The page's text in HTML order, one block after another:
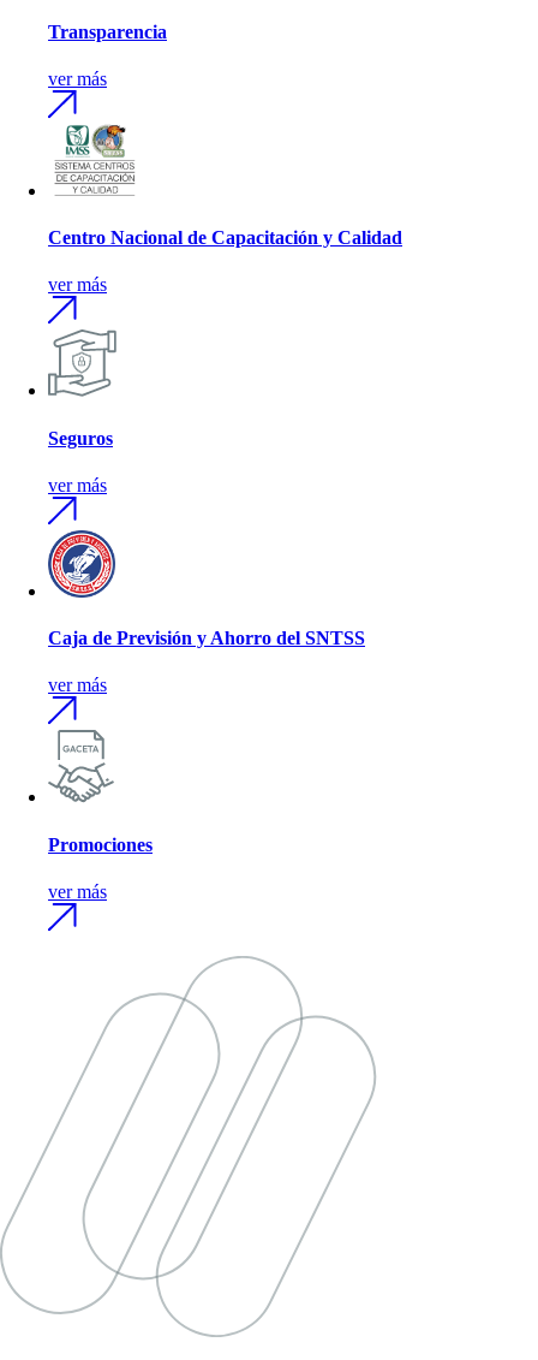
Transparencia
ver más
Centro Nacional de Capacitación y Calidad
ver más
Seguros
ver más
Caja de Previsión y Ahorro del SNTSS
ver más
Promociones
ver más